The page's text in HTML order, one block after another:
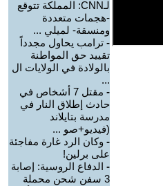
لـCNN: المملكة تتوقع
-هجمات متعددة
ومنسقة- لميلي ...
- ترامب يحاول مجدداً
تقييد حق المواطنة
بالولادة في الولايات ال
...
-
مقتل 7 أشخاص في
حادث إطلاق النار في
مدرسة بتايلاند
(فيديو+صو ...
- وكان الرد غارة مفاجئة
على برلين!
- الدفاع الروسية: إصابة
3 سفن شحن محملة